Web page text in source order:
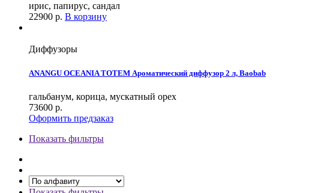
ирис, папирус, сандал
22900 р. В корзину
Диффузоры
ANANGU OCEANIA TOTEM Ароматический диффузор 2 л, Baobab
гальбанум, корица, мускатный орех
73600 р.
Оформить предзаказ
Показать фильтры